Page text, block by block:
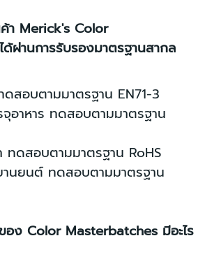
า Merick's Color
ผ่านการรับรองมาตรฐานสากล
สอบตามมาตรฐาน EN71-3
าหาร ทดสอบตามมาตรฐาน
ทดสอบตามมาตรฐาน RoHS
นยนต์ ทดสอบตามมาตรฐาน
องColor Masterbatches มีอะไร